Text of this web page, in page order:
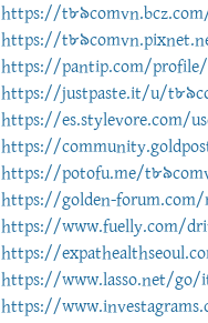
https://
https://
https://pantip.com/
https://justpaste.it/u/
https://es.stylevore.com/
https://
https://potofu.me/
https://golden-forum.com/
https://www.fuelly.com/
https://
https://www.lasso.net/go/
https://